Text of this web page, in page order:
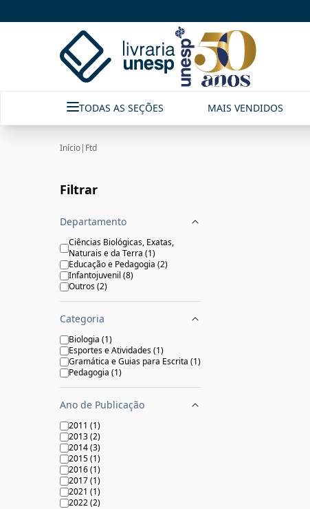
TODAS AS SEÇÕES MAIS VENDIDOS
Início| Ftd
Filtrar
Departamento
Ciências Biológicas, Exatas,
Naturais e da Terra (1)
Educação e Pedagogia (2)
Infantojuvenil (8)
Outros(2)
Categoria
Biologia (1)
Esportes e Atividades(1)
Gramática e Guias para Escrita (1)
Pedagogia (1)
Ano de Publicação
2011 (1)
2013(2)
2014(3)
2015(1)
2016(1)
2017(1)
2021 (1)
2022(2)